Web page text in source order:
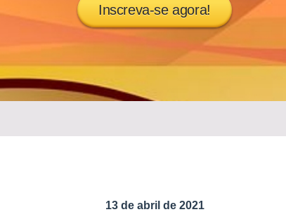
Inscreva-se agora!
13 de abril de 2021